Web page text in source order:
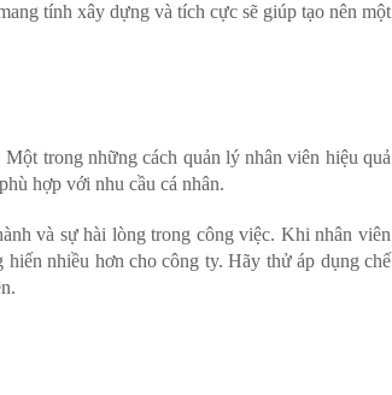
tính xây dựng và tích cực sẽ giúp tạo nên một
trong những cách quản lý nhân viên hiệu quả
hợp với nhu cầu cá nhân.
và sự hài lòng trong công việc. Khi nhân viên
nhiều hơn cho công ty. Hãy thử áp dụng chế